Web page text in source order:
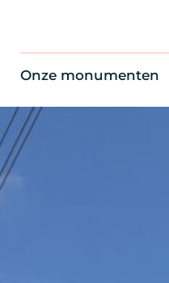
Onze monumenten
Alle monumenten
Restauratienieuws